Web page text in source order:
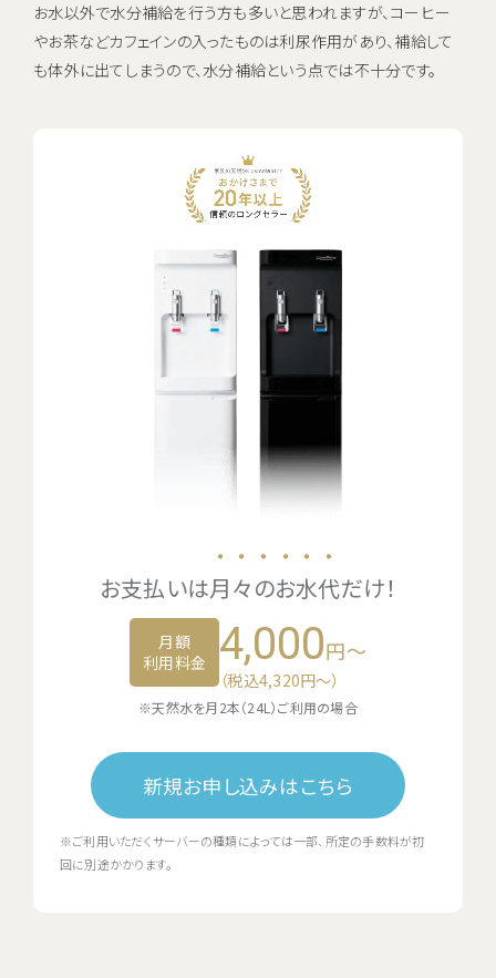
お水以外で水分補給を行う方も多いと思われますが、コーヒー
やお茶などカフェインの入ったものは利尿作用があり、補給して
も体外に出てしまうので、水分補給という点では不十分です。
お支払いは月々のお水代
・・・・・・
だけ！
月額
利用料金
4,000円～
（税込4,320円〜）
※天然水を月2本（24L）ご利用の場合
新規お申し込みはこちら
※ご利用いただくサーバーの種類によっては一部、所定の手数料が初
回に別途かかります。